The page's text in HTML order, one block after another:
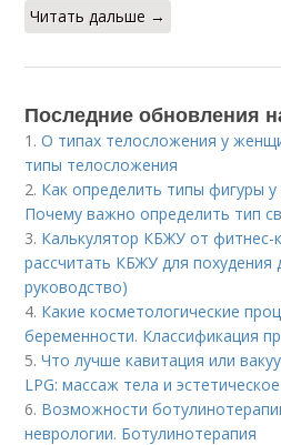
Читать дальше →
Последние обновления
1.О типах телосложения у
типы телосложения
2. Как определить типы фигуры
Почему важно определить тип
3. Калькулятор КБЖУ от
рассчитать КБЖУ для
руководство)
4. Какие косметологические
беременности. Классификация
5.Что лучше кавитация или
LPG: массаж тела и
6. Возможности
неврологии. Ботулинотерапия